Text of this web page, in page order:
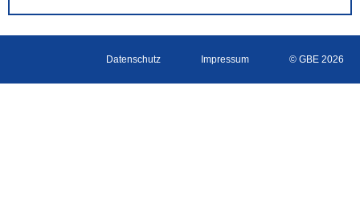
Datenschutz Impressum © GBE 2026